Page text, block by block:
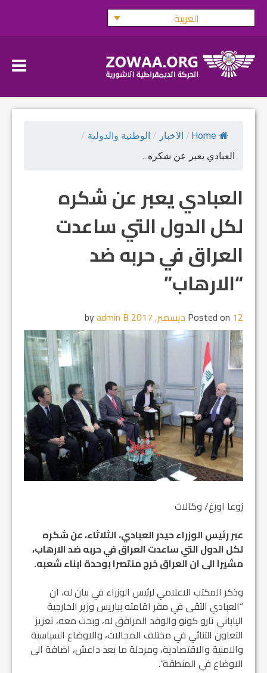
Skip
العربية
Home
/ الاخبار / الوطنية والدولية /
العبادي يعبر عن شكره...
العبادي يعبر عن شكره
لكل الدول التي ساعدت
العراق في حربه ضد
“الارهاب”
Posted on 12 ديسمبر, 2017 admin B
زوعا اورغ/ وكالات
عبر رئيس الوزراء حيدر العبادي، الثلاثاء، عن شكره
لكل الدول التي ساعدت العراق في حربه ضد الارهاب،
مشيرا الى ان العراق خرج منتصرا بوحدة ابناء شعبه.
وذكر المكتب الاعلامي لرئيس الوزراء في بيان له، ان
“العبادي التقى في مقر اقامته بباريس وزير الخارجية
الياباني تارو كونو والوفد المرافق له، وبحث معه، تعزيز
التعاون الثنائي في مختلف المجالات، والاوضاع السياسية
والامنية والاقتصادية، ومرحلة ما بعد داعش، اضافة الى
الاوضاع في المنطقة”.